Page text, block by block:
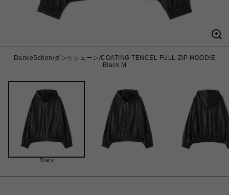
DankeSchon/ダンケシェーン/COATING TENCEL FULL-ZIP HOODIE
Black M
Black